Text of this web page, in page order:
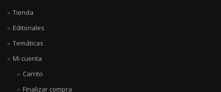
Tienda
Editoriales
Temáticas
Mi cuenta
Carrito
Finalizar compra